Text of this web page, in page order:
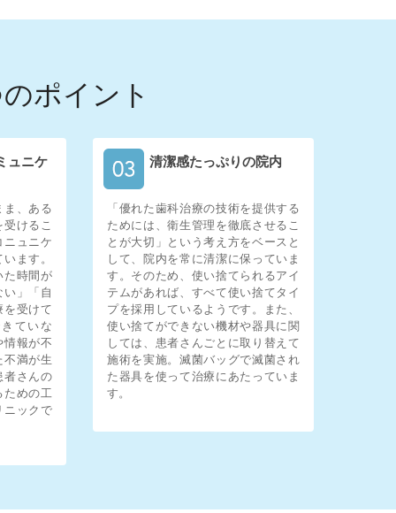
ポイント
ュニケ
ま、ある
けるこ
ニュニケ
ます。
た時間が
」「自
を受けて
ていな
情報が不
不満が生
者さんの
ための工
ニックで
清潔感たっぷりの院内
「優れた歯科治療の技術を提供する
ためには、衛生管理を徹底させるこ
とが大切」という考え方をベースと
して、院内を常に清潔に保っていま
す。そのため、使い捨てられるアイ
テムがあれば、すべて使い捨てタイ
プを採用しているようです。また、
使い捨てができない機材や器具に関
しては、患者さんごとに取り替えて
施術を実施。滅菌バッグで滅菌され
た器具を使って治療にあたっていま
す。